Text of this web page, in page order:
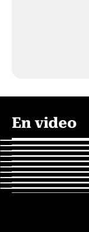
En video